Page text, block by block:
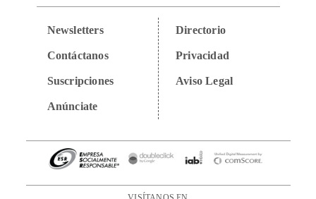
Newsletters
Contáctanos
Suscripciones
Anúnciate
Directorio
Privacidad
Aviso Legal